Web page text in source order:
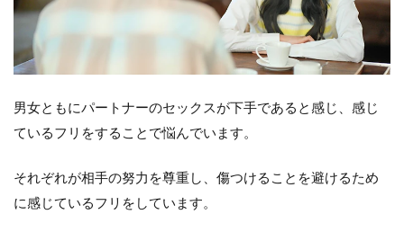
男女ともにパートナーのセックスが下手であると感じ、感じ
ているフリをすることで悩んでいます。
それぞれが相手の努力を尊重し、傷つけることを避けるため
に感じているフリをしています。